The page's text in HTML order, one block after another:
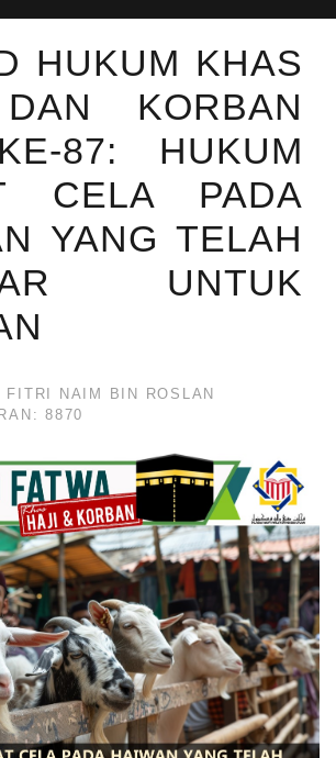
HUKUM KHAS
KORBAN
87: HUKUM
CELA PADA
YANG TELAH
UNTUK
FITRI NAIM BIN ROSLAN
8870